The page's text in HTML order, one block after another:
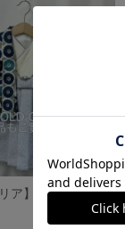
【ブルーダリア】ベビー羽織袴、ベビー着物 オールインワンかんたん脱着 おうちスタジオにも✩.*˚男の子